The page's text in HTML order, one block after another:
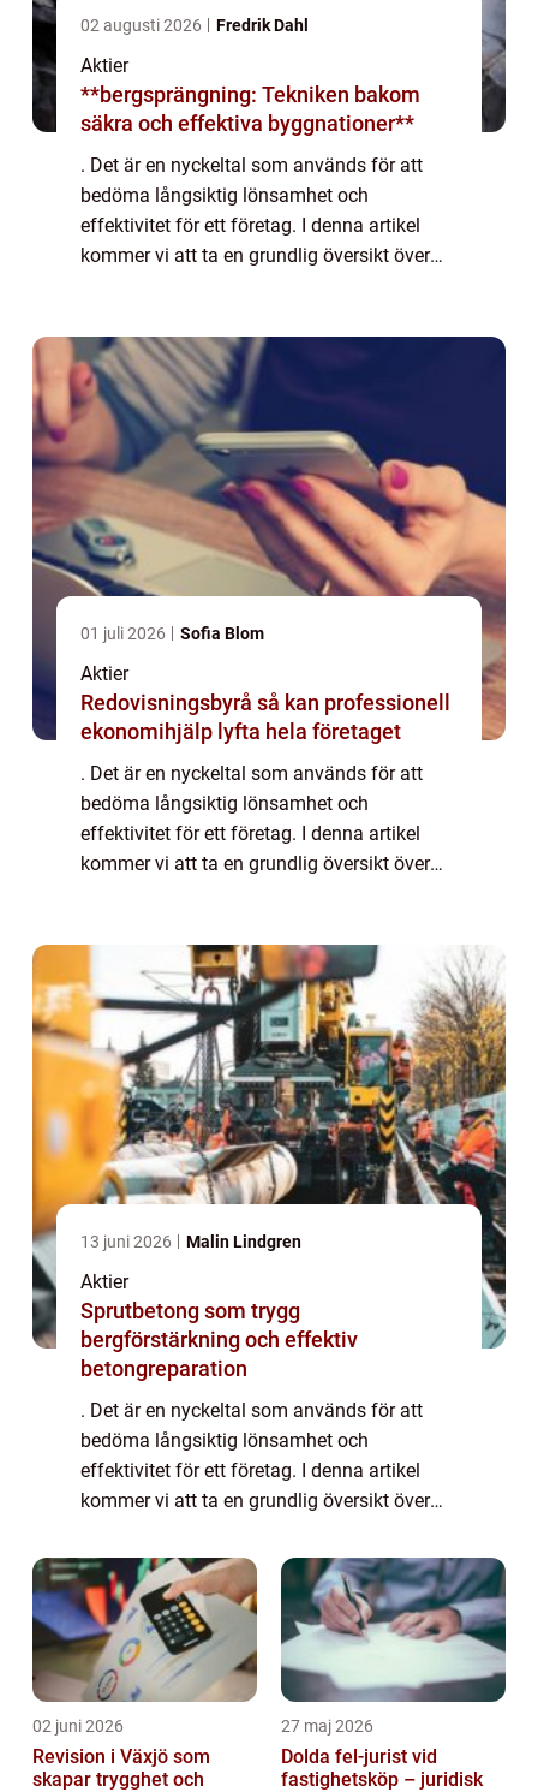
02 augusti 2026 Fredrik Dahl
Aktier
**bergsprängning: Tekniken bakom
säkra och effektiva byggnationer**
. Det är en nyckeltal som används för att
bedöma långsiktig lönsamhet och
effektivitet för ett företag. I denna artikel
kommer vi att ta en grundlig översikt över
dis...
01 juli 2026 Sofia Blom
Aktier
Redovisningsbyrå så kan professionell
ekonomihjälp lyfta hela företaget
. Det är en nyckeltal som används för att
bedöma långsiktig lönsamhet och
effektivitet för ett företag. I denna artikel
kommer vi att ta en grundlig översikt över
13 juni 2026 Malin Lindgren
Aktier
Sprutbetong som trygg
bergförstärkning och effektiv
betongreparation
. Det är en nyckeltal som används för att
bedöma långsiktig lönsamhet och
effektivitet för ett företag. I denna artikel
kommer vi att ta en grundlig översikt över
typer av avkastning på eget kapital samt
dis...
02 juni 2026
Revision i Växjö som
skapar trygghet och
27 maj 2026
Dolda fel-jurist vid
fastighetsköp – juridisk